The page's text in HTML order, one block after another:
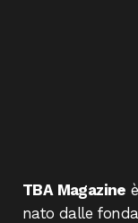
TBA Magazine
nato dalle